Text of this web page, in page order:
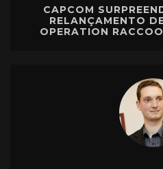
CAPCOM
RELANÇAMENTO
OPERATION